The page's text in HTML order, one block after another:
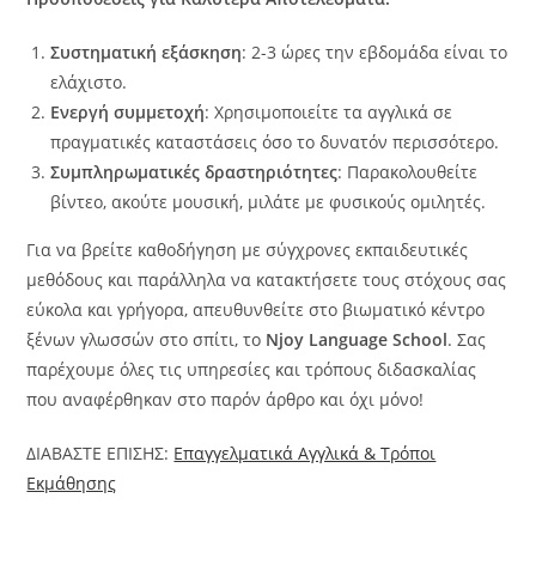
Συστηματική εξάσκηση: 2-3 ώρες την εβδομάδα είναι το
ελάχιστο.
Ενεργή συμμετοχή: Χρησιμοποιείτε τα αγγλικά σε
πραγματικές καταστάσεις όσο το δυνατόν περισσότερο.
Συμπληρωματικές δραστηριότητες: Παρακολουθείτε
βίντεο, ακούτε μουσική, μιλάτε με φυσικούς ομιλητές.
Για να βρείτε καθοδήγηση με σύγχρονες εκπαιδευτικές
μεθόδους και παράλληλα να κατακτήσετε τους στόχους σας
εύκολα και γρήγορα, απευθυνθείτε στο βιωματικό κέντρο
ξένων γλωσσών στο σπίτι, το Njoy Language School. Σας
παρέχουμε όλες τις υπηρεσίες και τρόπους διδασκαλίας
που αναφέρθηκαν στο παρόν άρθρο και όχι μόνο!
ΔΙΑΒΑΣΤΕ ΕΠΙΣΗΣ: Επαγγελματικά Αγγλικά & Τρόποι
Εκμάθησης